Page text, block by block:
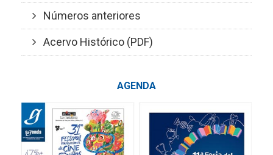
Números anteriores
Acervo Histórico (PDF)
AGENDA